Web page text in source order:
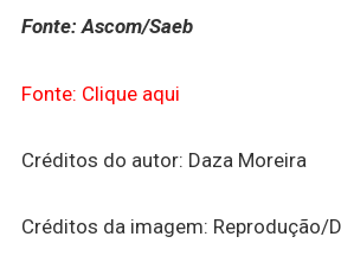
Fonte: Ascom/Saeb
Fonte: Clique aqui
Créditos do autor: Daza Moreira
Créditos da imagem: Reprodução/